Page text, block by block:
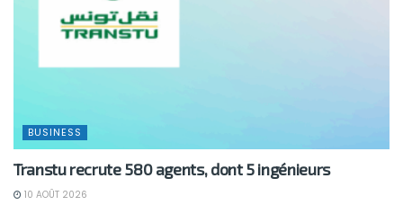
BUSINESS
Transtu recrute 580 agents, dont 5 ingénieurs
10 AOÛT 2026